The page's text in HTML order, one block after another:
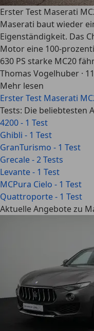
Erster Test Maserati
Maserati baut wieder
Eigenständigkeit. Das
Motor eine 100-
630 PS starke MC20
Thomas Vogelhuber ·
Mehr lesen
Erster Test Maserati
Tests: Die beliebtesten
4200 - 1 Test
Ghibli - 1 Test
GranTurismo - 1 Test
Grecale - 2 Tests
Levante - 1 Test
MCPura Cielo - 1 Test
Quattroporte - 1 Test
Aktuelle Angebote zu